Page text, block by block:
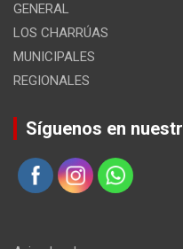
GENERAL
LOS CHARRÚAS
MUNICIPALES
REGIONALES
Síguenos en